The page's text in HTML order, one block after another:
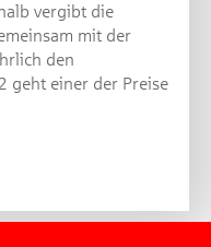
vergibt die
mit der
den
geht einer der Preise
Frage:
Kreissparkasse
Jahr?